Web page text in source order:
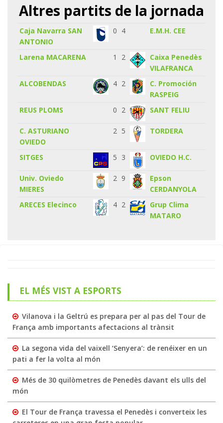
Altres partits de la jornada
Caja Navarra SAN
ANTONIO
0 4 E.M.H. CEE
Larena MACARENA 1 2
Caixa Penedès
VILAFRANCA
ALCOBENDAS
4 2
C. Promoción
RASPEIG
REUS PLOMS
0 2 SANT FELIU
C. ASTURIANO
OVIEDO
2 5 TORDERA
SITGES 5 3 OVIEDO H.C.
Univ. Oviedo
MIERES
2 9
Epson
CERDANYOLA
ARECES Elecinco
4 2
Grup Clima
MATARO
EL MÉS VIST A ESPORTS
Vilanova i la Geltrú es prepara per al pas del Tour de
França amb importants afectacions al trànsit
La segona vida del vaixell ‘Senyera’: de renéixer en un
pati a fer la volta al món
Més de 30 quilòmetres de Penedès davant els ulls del
món
El Tour de França travessa el Penedès i converteix les